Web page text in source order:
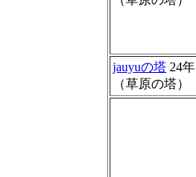
jauyuの塔 24年
（草原の塔）